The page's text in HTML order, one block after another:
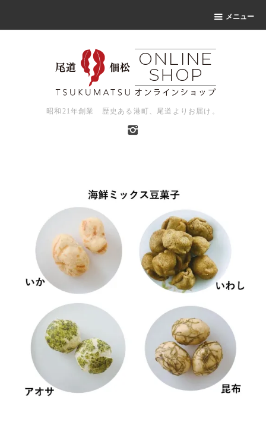
メニュー
昭和21年創業 歴史ある港町、尾道よりお届け。